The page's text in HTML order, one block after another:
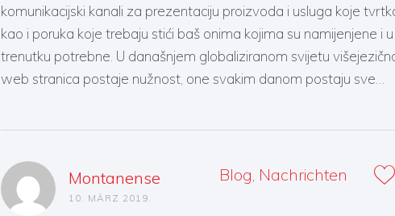
komunikacijski kanali za prezentaciju proizvoda i usluga koje
kao i poruka koje trebaju stići baš onima kojima su namijenjene i
trenutku potrebne. U današnjem globaliziranom svijetu
web stranica postaje nužnost, one svakim danom postaju sve…
Montanense
10. MÄRZ 2019.
Blog Nachrichten